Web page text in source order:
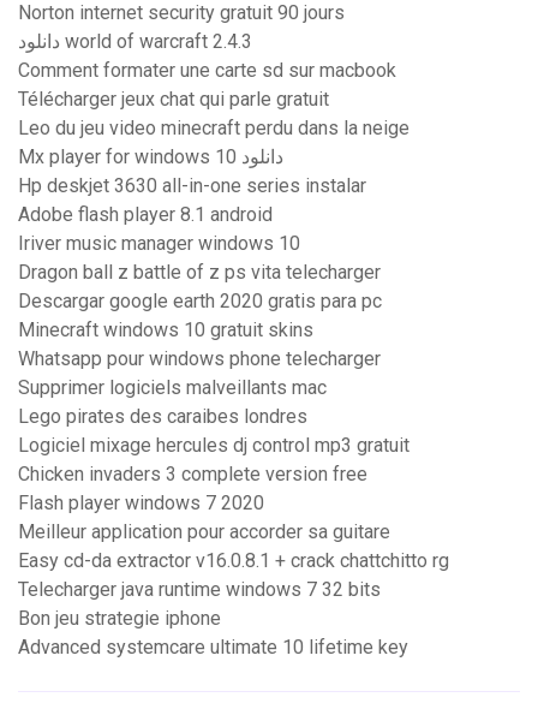
Norton internet security gratuit 90 jours
دانلود world of warcraft 2.4.3
Comment formater une carte sd sur macbook
Télécharger jeux chat qui parle gratuit
Leo du jeu video minecraft perdu dans la neige
Mx player for windows 10 دانلود
Hp deskjet 3630 all-in-one series instalar
Adobe flash player 8.1 android
Iriver music manager windows 10
Dragon ball z battle of z ps vita telecharger
Descargar google earth 2020 gratis para pc
Minecraft windows 10 gratuit skins
Whatsapp pour windows phone telecharger
Supprimer logiciels malveillants mac
Lego pirates des caraibes londres
Logiciel mixage hercules dj control mp3 gratuit
Chicken invaders 3 complete version free
Flash player windows 7 2020
Meilleur application pour accorder sa guitare
Easy cd-da extractor v16.0.8.1 + crack chattchitto rg
Telecharger java runtime windows 7 32 bits
Bon jeu strategie iphone
Advanced systemcare ultimate 10 lifetime key